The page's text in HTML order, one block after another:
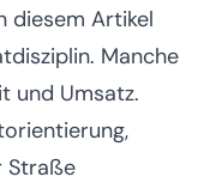
diesem Artikel
Manche
und Umsatz.
Straße